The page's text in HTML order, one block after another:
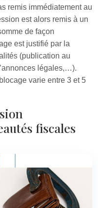
remis immédiatement au
est alors remis à un
de façon
est justifié par la
(publication au
légales,…).
varie entre 3 et 5
fiscales